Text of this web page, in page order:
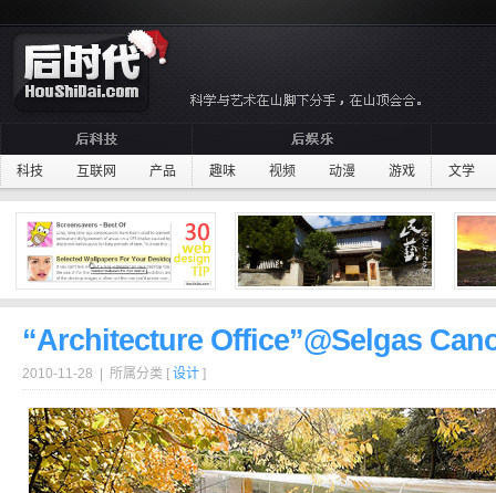
科技 互联网 产品 趣味 视频 动漫 游戏 文学
“Architecture Office”@Selgas
2010-11-28 | 所属分类 [ 设计 ]